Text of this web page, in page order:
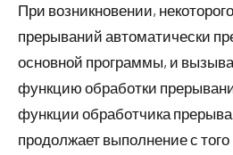
При возникновении,
прерываний автоматически
основной программы, и
функцию обработки
функции обработчика
продолжает выполнение с